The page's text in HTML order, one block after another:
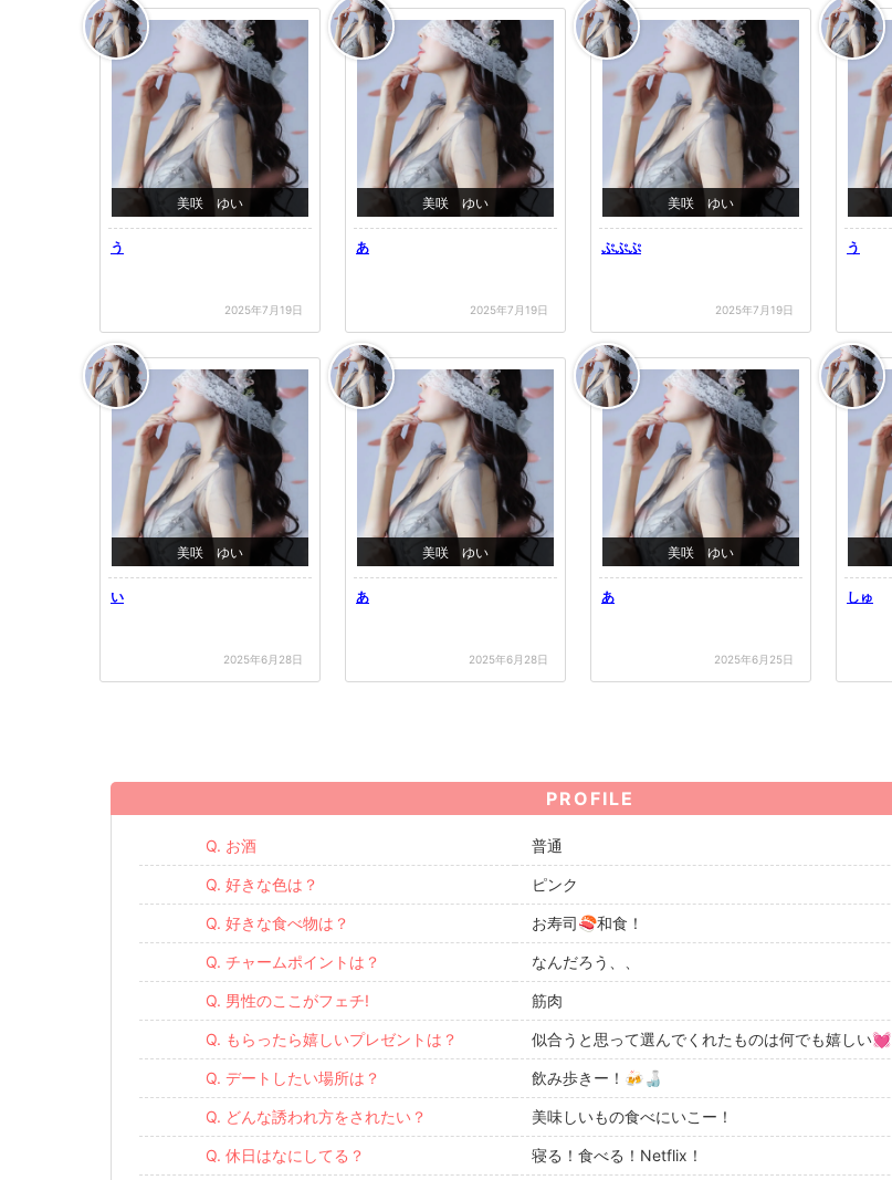
美咲 ゆい
う
2025年7月19日
美咲 ゆい
あ
2025年7月19日
美咲 ゆい
ぷぷぷ
2025年7月19日
う
美咲 ゆい
い
2025年6月28日
美咲 ゆい
あ
2025年6月28日
美咲 ゆい
あ
2025年6月25日
しゅ
PROFILE
Q. お酒 普通
Q. 好きな色は？ ピンク
Q. 好きな食べ物は？ お寿司🍣和食！
Q. チャームポイントは？ なんだろう、、
Q. 男性のここがフェチ! 筋肉
Q. もらったら嬉しいプレゼントは？ 似合うと思って選んでくれたものは何でも嬉しい💓
Q. デートしたい場所は？ 飲み歩きー！🍻🍶
Q. どんな誘われ方をされたい？ 美味しいもの食べにいこー！
Q. 休日はなにしてる？ 寝る！食べる！Netflix！